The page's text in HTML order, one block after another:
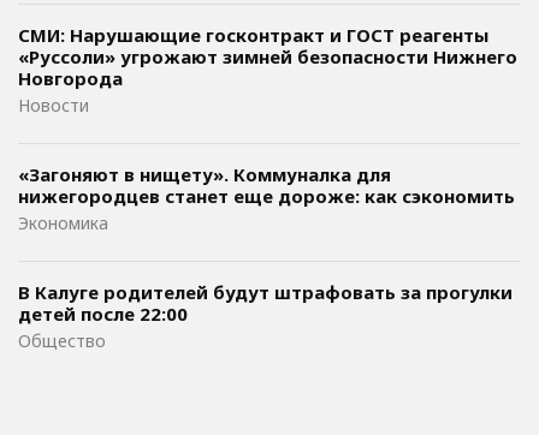
СМИ: Нарушающие госконтракт и ГОСТ реагенты
«Руссоли» угрожают зимней безопасности Нижнего
Новгорода
Новости
«Загоняют в нищету». Коммуналка для
нижегородцев станет еще дороже: как сэкономить
Экономика
В Калуге родителей будут штрафовать за прогулки
детей после 22:00
Общество